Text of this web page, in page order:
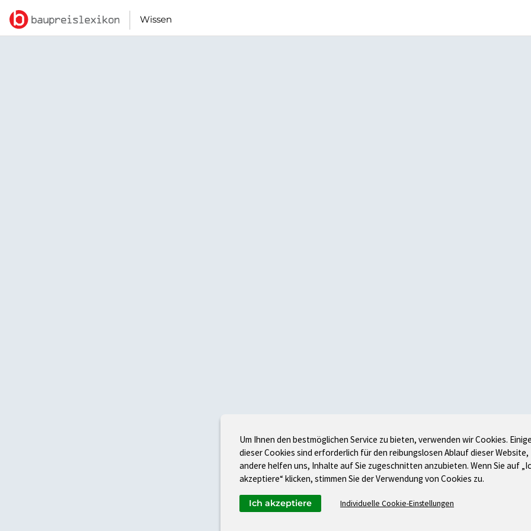
Wissen
Um Ihnen den bestmöglichen Service zu bieten, verwenden wir Cookies.
dieser Cookies sind erforderlich für den reibungslosen Ablauf dieser Website,
andere helfen uns, Inhalte auf Sie zugeschnitten anzubieten. Wenn Sie auf
akzeptiere“ klicken, stimmen Sie der Verwendung von Cookies zu.
Individuelle Cookie-Einstellungen
Ich akzeptiere